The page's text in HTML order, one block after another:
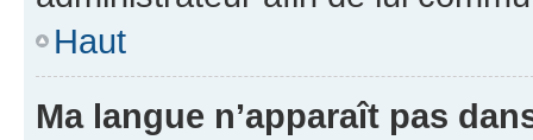
Haut
Ma langue n’apparaît pas